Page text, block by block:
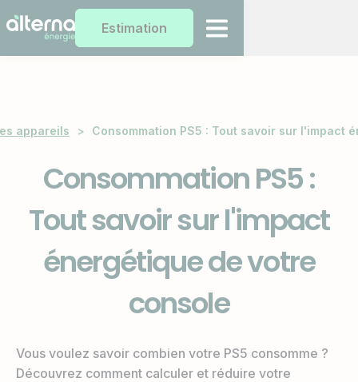
Estimation
appareils > Consommation PS5 : Tout savoir sur l'impact
Consommation PS5 :
Tout savoir sur l'impact
énergétique de votre
console
Vous voulez savoir combien votre PS5 consomme ?
Découvrez comment calculer et réduire votre